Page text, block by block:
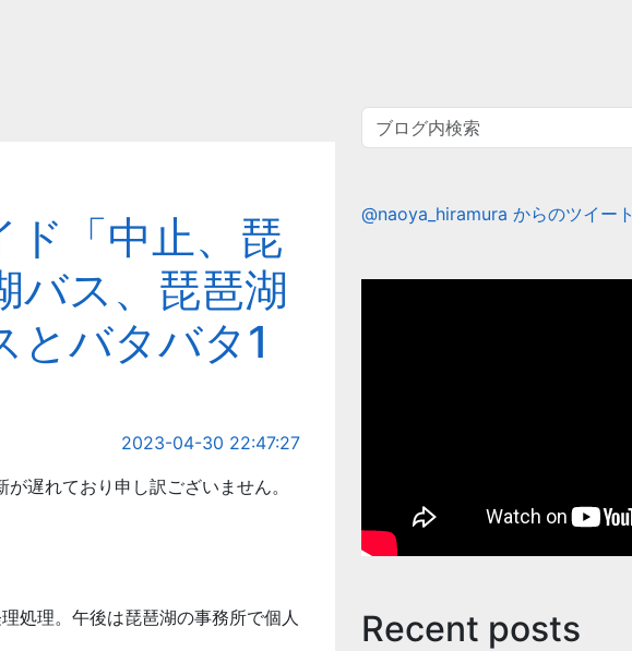
「中止、琵
バス、琵琶湖
とバタバタ1
2023-04-30 22:47:27
遅れており申し訳ございません。
処理。午後は琵琶湖の事務所で個人
@naoya_hiramura からのツイート
Recent posts